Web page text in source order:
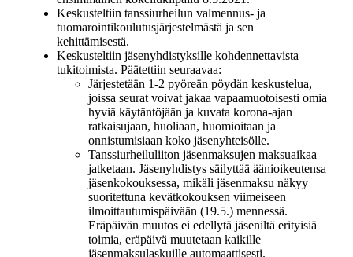
Keskusteltiin tanssiurheilun valmennus- ja
tuomarointikoulutusjärjestelmästä ja sen
kehittämisestä.
Keskusteltiin jäsenyhdistyksille kohdennettavista
tukitoimista. Päätettiin seuraavaa:
Järjestetään 1-2 pyöreän pöydän keskustelua,
joissa seurat voivat jakaa vapaamuotoisesti omia
hyviä käytäntöjään ja kuvata korona-ajan
ratkaisujaan, huoliaan, huomioitaan ja
onnistumisiaan koko jäsenyhteisölle.
Tanssiurheiluliiton jäsenmaksujen maksuaikaa
jatketaan. Jäsenyhdistys säilyttää äänioikeutensa
jäsenkokouksessa, mikäli jäsenmaksu näkyy
suoritettuna kevätkokouksen viimeiseen
ilmoittautumispäivään (19.5.) mennessä.
Eräpäivän muutos ei edellytä jäseniltä erityisiä
toimia, eräpäivä muutetaan kaikille
jäsenmaksulaskuille automaattisesti.